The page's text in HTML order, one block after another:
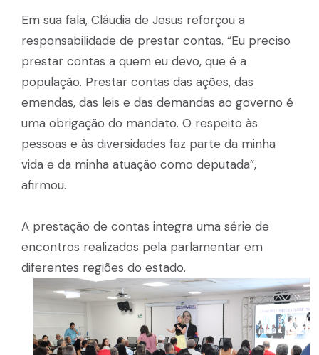
Em sua fala, Cláudia de Jesus reforçou a
responsabilidade de prestar contas. “Eu preciso
prestar contas a quem eu devo, que é a
população. Prestar contas das ações, das
emendas, das leis e das demandas ao governo é
uma obrigação do mandato. O respeito às
pessoas e às diversidades faz parte da minha
vida e da minha atuação como deputada”,
afirmou.
A prestação de contas integra uma série de
encontros realizados pela parlamentar em
diferentes regiões do estado.